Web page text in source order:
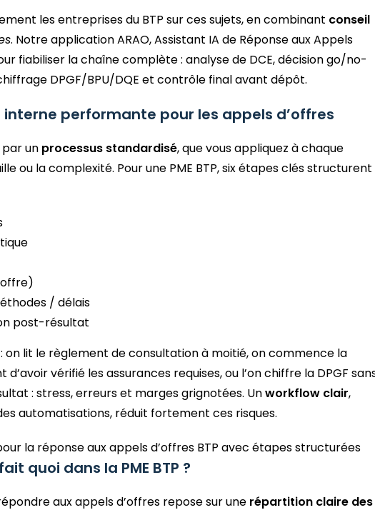
les entreprises du BTP sur ces sujets, en combinant conseil
. Notre application ARAO, Assistant IA de Réponse aux Appels
fiabiliser la chaîne complète : analyse de DCE, décision go/no-
DPGF/BPU/DQE et contrôle final avant dépôt.
interne performante pour les appels d’offres
un processus standardisé, que vous appliquez à chaque
ou la complexité. Pour une PME BTP, six étapes clés structurent
/ délais
post-résultat
on lit le règlement de consultation à moitié, on commence la
vérifié les assurances requises, ou l’on chiffre la DPGF
: stress, erreurs et marges grignotées. Unworkflow clair,
automatisations, réduit fortement ces risques.
quoi dans la PME BTP ?
aux appels d’offres repose sur une répartition claire des